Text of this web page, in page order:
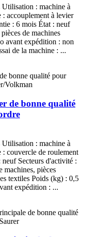
: machine à
accouplement à levier
: 6 mois État : neuf
de machines
avant expédition : non
de la machine : ...
de bonne qualité
: machine à
couvercle de roulement
Secteurs d'activité :
machines, pièces
textiles Poids (kg) : 0,5
expédition : ...